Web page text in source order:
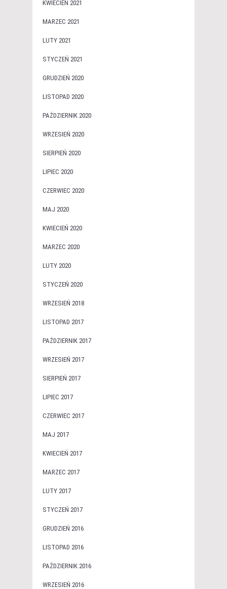
KWIECIEŃ 2021
MARZEC 2021
LUTY 2021
STYCZEŃ 2021
GRUDZIEŃ 2020
LISTOPAD 2020
PAŹDZIERNIK 2020
WRZESIEŃ 2020
SIERPIEŃ 2020
LIPIEC 2020
CZERWIEC 2020
MAJ 2020
KWIECIEŃ 2020
MARZEC 2020
LUTY 2020
STYCZEŃ 2020
WRZESIEŃ 2018
LISTOPAD 2017
PAŹDZIERNIK 2017
WRZESIEŃ 2017
SIERPIEŃ 2017
LIPIEC 2017
CZERWIEC 2017
MAJ 2017
KWIECIEŃ 2017
MARZEC 2017
LUTY 2017
STYCZEŃ 2017
GRUDZIEŃ 2016
LISTOPAD 2016
PAŹDZIERNIK 2016
WRZESIEŃ 2016